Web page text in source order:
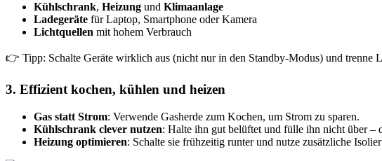
Kühlschrank, Heizung und Klimaanlage
Ladegeräte für Laptop, Smartphone oder Kamera
Lichtquellen mit hohem Verbrauch
👉 Tipp: Schalte Geräte wirklich aus (nicht nur in den Standby-Modus) und trenne
3. Effizient kochen, kühlen und heizen
Gas statt Strom: Verwende Gasherde zum Kochen, um Strom zu sparen.
Kühlschrank clever nutzen: Halte ihn gut belüftet und fülle ihn nicht über –
Heizung optimieren: Schalte sie frühzeitig runter und nutze zusätzliche